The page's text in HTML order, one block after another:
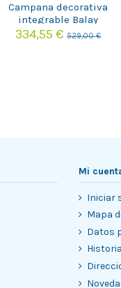
Campana decorativa
integrable Balay
3BD896MX
334,55 € 529,00 €
Mi
Iniciar
Mapa
Datos